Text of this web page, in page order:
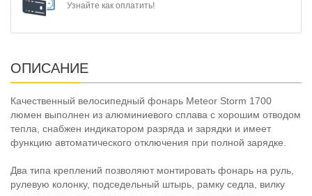
Узнайте как оплатить!
ОПИСАНИЕ
Качественный велосипедный фонарь Meteor Storm 1700
люмен выполнен из алюминиевого сплава с хорошим отводом
тепла, снабжен индикатором разряда и зарядки и имеет
функцию автоматического отключения при полной зарядке.
Два типа креплений позволяют монтировать фонарь на руль,
рулевую колонку, подседельный штырь, рамку седла, вилку